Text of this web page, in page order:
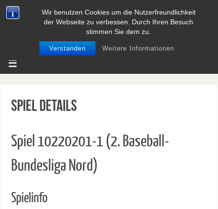
Wir benutzen Cookies um die Nutzerfreundlichkeit
der Webseite zu verbessen. Durch Ihren Besuch
stimmen Sie dem zu.
Verstanden Weitere Informationen
BASEBALL UND SOFTBALL IN
NIEDERSACHSEN
Spiel Details
Spiel 10220201-1 (2. Baseball-
Bundesliga Nord)
Spielinfo